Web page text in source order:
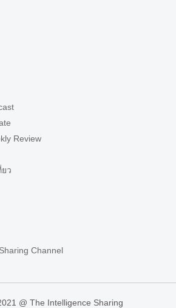
Review
ว
Channel
@ The Intelligence Sharing